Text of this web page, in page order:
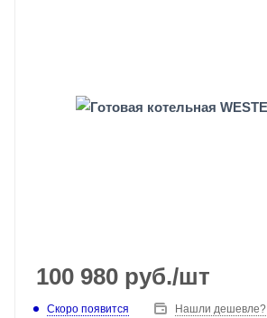
100 980 руб./шт
Скоро появится Нашли дешевле?